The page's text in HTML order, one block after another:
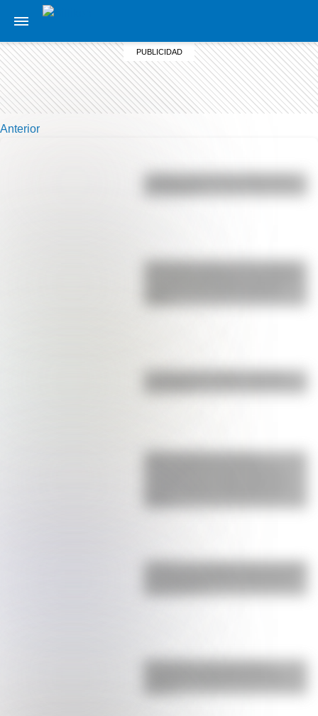
Anterior
¿Sabías cómo fue la infancia de
Actividades para el 17 de agosto:
La vida de San Martín contada
SESC Pompéia: historia y
Brasil
¿Sabías que Argentina tuvo la torre
Sudamérica?
Efemérides: tres cosas que